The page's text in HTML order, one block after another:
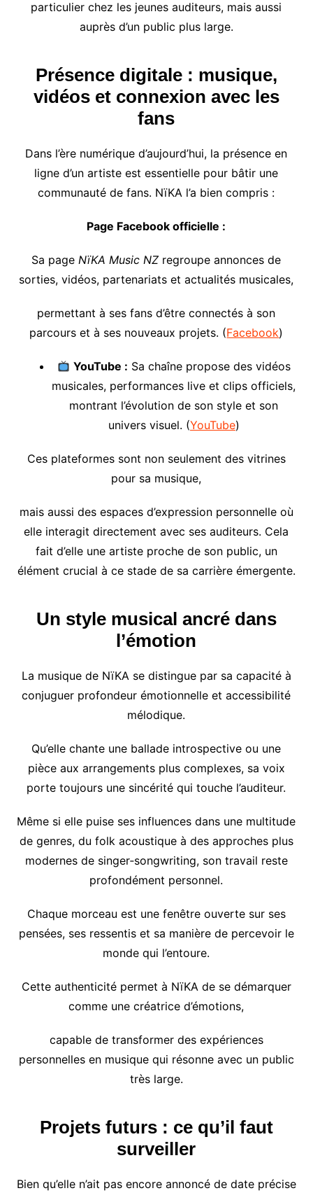
particulier chez les jeunes auditeurs, mais aussi
auprès d’un public plus large.
Présence digitale : musique,
vidéos et connexion avec les
fans
Dans l’ère numérique d’aujourd’hui, la présence en
ligne d’un artiste est essentielle pour bâtir une
communauté de fans. NïKA l’a bien compris :
Page Facebook officielle :
Sa pageNïKA Music NZ regroupe annonces de
sorties, vidéos, partenariats et actualités musicales,
permettant à ses fans d’être connectés à son
parcours et à ses nouveaux projets. (Facebook)
YouTube : Sa chaîne propose des vidéos
musicales, performances live et clips officiels,
montrant l’évolution de son style et son
univers visuel. (YouTube)
Ces plateformes sont non seulement des vitrines
pour sa musique,
mais aussi des espaces d’expression personnelle où
elle interagit directement avec ses auditeurs. Cela
fait d’elle une artiste proche de son public, un
élément crucial à ce stade de sa carrière émergente.
Un style musical ancré dans
l’émotion
La musique de NïKA se distingue par sa capacité à
conjuguer profondeur émotionnelle et accessibilité
mélodique.
Qu’elle chante une ballade introspective ou une
pièce aux arrangements plus complexes, sa voix
porte toujours une sincérité qui touche l’auditeur.
Même si elle puise ses influences dans une multitude
de genres, du folk acoustique à des approches plus
modernes de singer‑songwriting, son travail reste
profondément personnel.
Chaque morceau est une fenêtre ouverte sur ses
pensées, ses ressentis et sa manière de percevoir le
monde qui l’entoure.
Cette authenticité permet à NïKA de se démarquer
comme une créatrice d’émotions,
capable de transformer des expériences
personnelles en musique qui résonne avec un public
très large.
Projets futurs : ce qu’il faut
surveiller
Bien qu’elle n’ait pas encore annoncé de date précise